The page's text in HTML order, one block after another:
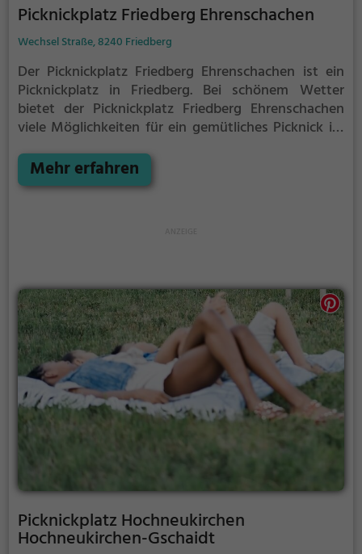
Picknickplatz Friedberg Ehrenschachen
Wechsel Straße, 8240 Friedberg
Der Picknickplatz Friedberg Ehrenschachen ist ein
Picknickplatz in Friedberg. Bei schönem Wetter
bietet der Picknickplatz Friedberg Ehrenschachen
viele Möglichkeiten für ein gemütliches Picknick im
als kurze Pause zwischendurch, der Picknickplatz
Friedberg Ehrenschachen ist der perfekte Ort, um die
Mehr erfahren
Picknickplatz Hochneukirchen
Hochneukirchen-Gschaidt